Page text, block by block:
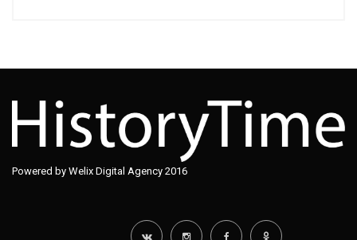
Powered by Welix Digital Agency 2016